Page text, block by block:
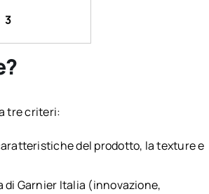
3
tre criteri:
del prodotto, la texture e
di Garnier Italia (innovazione,